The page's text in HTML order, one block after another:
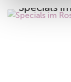
Specials
Aktuelle